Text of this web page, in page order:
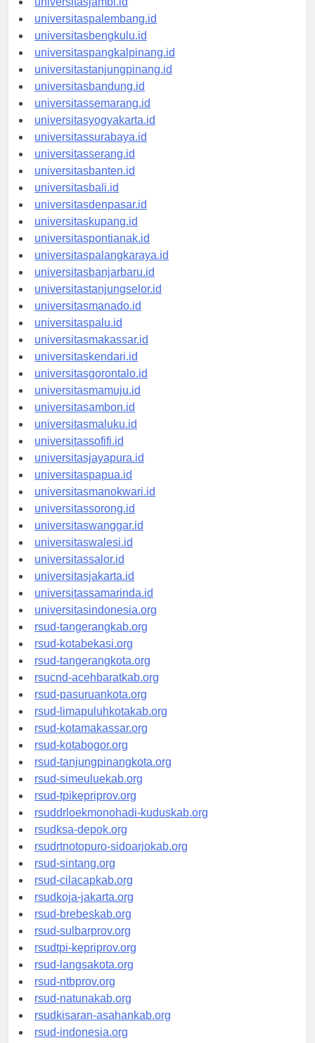
universitasjambi.id
universitaspalembang.id
universitasbengkulu.id
universitaspangkalpinang.id
universitastanjungpinang.id
universitasbandung.id
universitassemarang.id
universitasyogyakarta.id
universitassurabaya.id
universitasserang.id
universitasbanten.id
universitasbali.id
universitasdenpasar.id
universitaskupang.id
universitaspontianak.id
universitaspalangkaraya.id
universitasbanjarbaru.id
universitastanjungselor.id
universitasmanado.id
universitaspalu.id
universitasmakassar.id
universitaskendari.id
universitasgorontalo.id
universitasmamuju.id
universitasambon.id
universitasmaluku.id
universitassofifi.id
universitasjayapura.id
universitaspapua.id
universitasmanokwari.id
universitassorong.id
universitaswanggar.id
universitaswalesi.id
universitassalor.id
universitasjakarta.id
universitassamarinda.id
universitasindonesia.org
rsud-tangerangkab.org
rsud-kotabekasi.org
rsud-tangerangkota.org
rsucnd-acehbaratkab.org
rsud-pasuruankota.org
rsud-limapuluhkotakab.org
rsud-kotamakassar.org
rsud-kotabogor.org
rsud-tanjungpinangkota.org
rsud-simeuluekab.org
rsud-tpikepriprov.org
rsuddrloekmonohadi-kuduskab.org
rsudksa-depok.org
rsudrtnotopuro-sidoarjokab.org
rsud-sintang.org
rsud-cilacapkab.org
rsudkoja-jakarta.org
rsud-brebeskab.org
rsud-sulbarprov.org
rsudtpi-kepriprov.org
rsud-langsakota.org
rsud-ntbprov.org
rsud-natunakab.org
rsudkisaran-asahankab.org